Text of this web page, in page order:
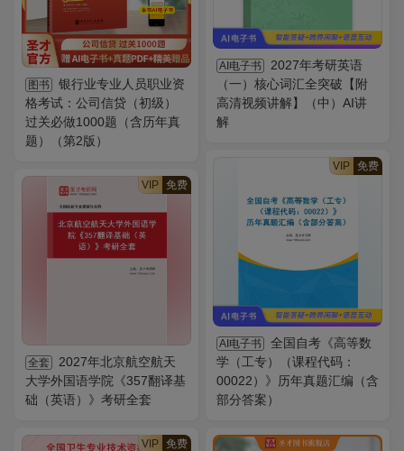
AI电子书
2027年考研英语
（一）核心词汇全突破【附
高清视频讲解】（中）AI讲
解
图书
银行业专业人员职业资
格考试：公司信贷（初级）
过关必做1000题（含历年真
题）（第2版）
VIP 免费
AI电子书
全国自考《高等数
学（工专）（课程代码：
00022）》历年真题汇编（含
部分答案）
VIP 免费
全套
2027年北京航空航天
大学外国语学院《357翻译基
础（英语）》考研全套
VIP 免费